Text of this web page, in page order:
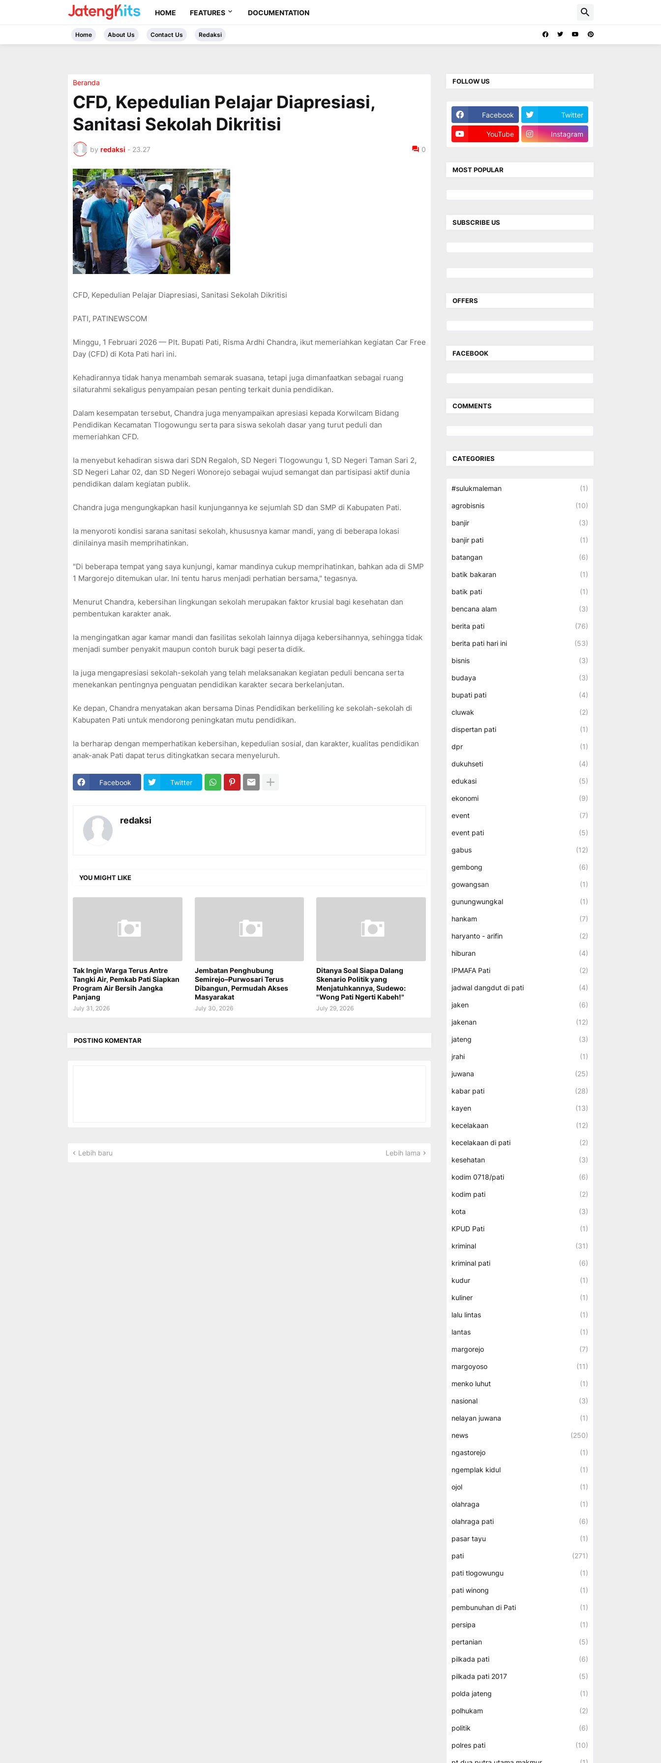
HOME FEATURES DOCUMENTATION
Home About Us Contact Us Redaksi
Beranda
CFD, Kepedulian Pelajar Diapresiasi,
Sanitasi Sekolah Dikritisi
by redaksi - 23.27 0
CFD, Kepedulian Pelajar Diapresiasi, Sanitasi Sekolah Dikritisi
PATI, PATINEWSCOM
Minggu, 1 Februari 2026 — Plt. Bupati Pati, Risma Ardhi Chandra, ikut memeriahkan kegiatan Car Free
Day (CFD) di Kota Pati hari ini.
Kehadirannya tidak hanya menambah semarak suasana, tetapi juga dimanfaatkan sebagai ruang
silaturahmi sekaligus penyampaian pesan penting terkait dunia pendidikan.
Dalam kesempatan tersebut, Chandra juga menyampaikan apresiasi kepada Korwilcam Bidang
Pendidikan Kecamatan Tlogowungu serta para siswa sekolah dasar yang turut peduli dan
memeriahkan CFD.
Ia menyebut kehadiran siswa dari SDN Regaloh, SD Negeri Tlogowungu 1, SD Negeri Taman Sari 2,
SD Negeri Lahar 02, dan SD Negeri Wonorejo sebagai wujud semangat dan partisipasi aktif dunia
pendidikan dalam kegiatan publik.
Chandra juga mengungkapkan hasil kunjungannya ke sejumlah SD dan SMP di Kabupaten Pati.
Ia menyoroti kondisi sarana sanitasi sekolah, khususnya kamar mandi, yang di beberapa lokasi
dinilainya masih memprihatinkan.
"Di beberapa tempat yang saya kunjungi, kamar mandinya cukup memprihatinkan, bahkan ada di SMP
1 Margorejo ditemukan ular. Ini tentu harus menjadi perhatian bersama," tegasnya.
Menurut Chandra, kebersihan lingkungan sekolah merupakan faktor krusial bagi kesehatan dan
pembentukan karakter anak.
Ia mengingatkan agar kamar mandi dan fasilitas sekolah lainnya dijaga kebersihannya, sehingga tidak
menjadi sumber penyakit maupun contoh buruk bagi peserta didik.
Ia juga mengapresiasi sekolah-sekolah yang telah melaksanakan kegiatan peduli bencana serta
menekankan pentingnya penguatan pendidikan karakter secara berkelanjutan.
Ke depan, Chandra menyatakan akan bersama Dinas Pendidikan berkeliling ke sekolah-sekolah di
Kabupaten Pati untuk mendorong peningkatan mutu pendidikan.
Ia berharap dengan memperhatikan kebersihan, kepedulian sosial, dan karakter, kualitas pendidikan
anak-anak Pati dapat terus ditingkatkan secara menyeluruh.
Facebook Twitter
redaksi
YOU MIGHT LIKE
Tak Ingin Warga Terus Antre
Tangki Air, Pemkab Pati Siapkan
Program Air Bersih Jangka
Panjang
July 31, 2026
Jembatan Penghubung
Semirejo–Purwosari Terus
Dibangun, Permudah Akses
Masyarakat
July 30, 2026
Ditanya Soal Siapa Dalang
Skenario Politik yang
Menjatuhkannya, Sudewo:
"Wong Pati Ngerti Kabeh!"
July 29, 2026
POSTING KOMENTAR
Lebih baru Lebih lama
FOLLOW US
Facebook Twitter
YouTube Instagram
MOST POPULAR
SUBSCRIBE US
OFFERS
FACEBOOK
COMMENTS
CATEGORIES
#sulukmaleman (1)
agrobisnis (10)
banjir (3)
banjir pati (1)
batangan (6)
batik bakaran (1)
batik pati (1)
bencana alam (3)
berita pati (76)
berita pati hari ini (53)
bisnis (3)
budaya (3)
bupati pati (4)
cluwak (2)
dispertan pati (1)
dpr (1)
dukuhseti (4)
edukasi (5)
ekonomi (9)
event (7)
event pati (5)
gabus (12)
gembong (6)
gowangsan (1)
gunungwungkal (1)
hankam (7)
haryanto - arifin (2)
hiburan (4)
IPMAFA Pati (2)
jadwal dangdut di pati (4)
jaken (6)
jakenan (12)
jateng (3)
jrahi (1)
juwana (25)
kabar pati (28)
kayen (13)
kecelakaan (12)
kecelakaan di pati (2)
kesehatan (3)
kodim 0718/pati (6)
kodim pati (2)
kota (3)
KPUD Pati (1)
kriminal (31)
kriminal pati (6)
kudur (1)
kuliner (1)
lalu lintas (1)
lantas (1)
margorejo (7)
margoyoso (11)
menko luhut (1)
nasional (3)
nelayan juwana (1)
news (250)
ngastorejo (1)
ngemplak kidul (1)
ojol (1)
olahraga (1)
olahraga pati (6)
pasar tayu (1)
pati (271)
pati tlogowungu (1)
pati winong (1)
pembunuhan di Pati (1)
persipa (1)
pertanian (5)
pilkada pati (6)
pilkada pati 2017 (5)
polda jateng (1)
polhukam (2)
politik (6)
polres pati (10)